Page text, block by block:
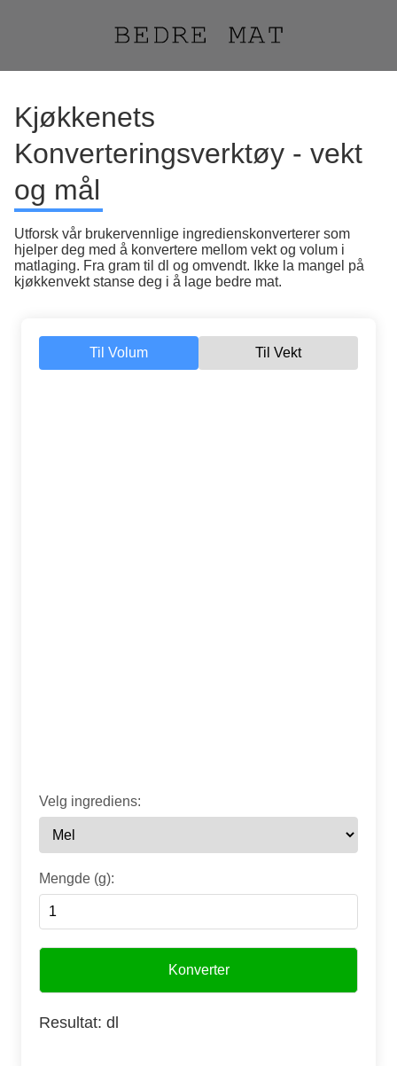
Kjøkkenets
Konverteringsverktøy - vekt
og mål
Utforsk vår brukervennlige ingredienskonverterer som
hjelper deg med å konvertere mellom vekt og volum i
matlaging. Fra gram til dl og omvendt. Ikke la mangel på
kjøkkenvekt stanse deg i å lage bedre mat.
Til Volum Til Vekt
Velg ingrediens:
Mengde (g):
Konverter
Resultat: dl